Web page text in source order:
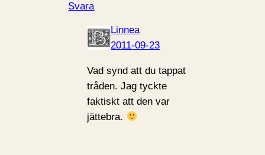
Svara
Linnea
2011-09-23
Vad synd att du tappat
tråden. Jag tyckte
faktiskt att den var
jättebra.